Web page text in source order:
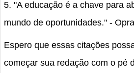
5. "A educação é a chave para
mundo de oportunidades." -
Espero que essas citações
começar sua redação com o pé